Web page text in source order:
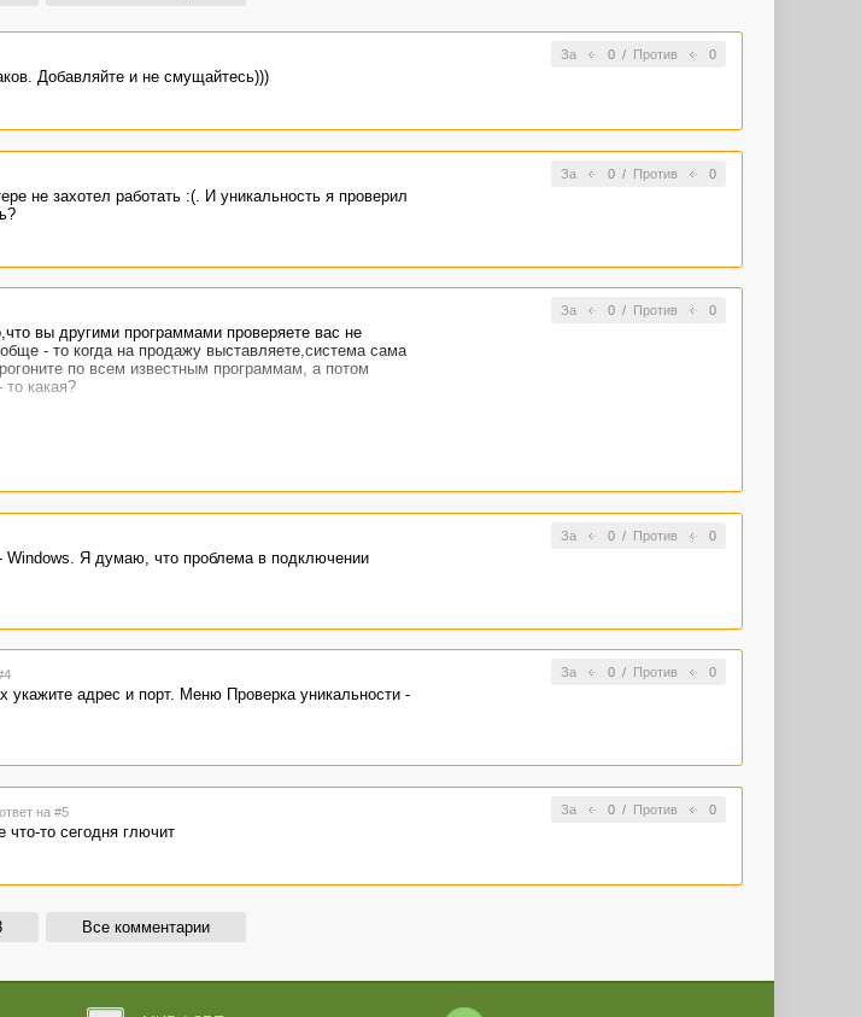
За 0/ Против 0
Добавляйте и не смущайтесь)))
За 0/ Против 0
не захотел работать :(. И уникальность я проверил
За 0/ Против 0
вы другими программами проверяете вас не
- то когда на продажу выставляете,система сама
по всем известным программам, а потом
какая?
За 0/ Против 0
Windows. Я думаю, что проблема в подключении
За 0/ Против 0
укажите адрес и порт. Меню Проверка уникальности -
За 0/ Против 0
на #5
то сегодня глючит
Все комментарии